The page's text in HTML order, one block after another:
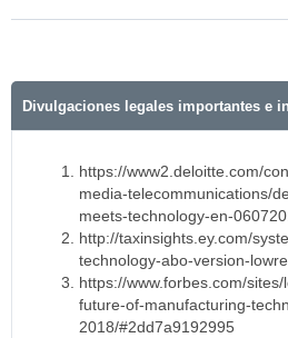
Divulgaciones legales importantes e
https://www2.deloitte.com/
media-telecommunications/
meets-technology-en-
http://taxinsights.ey.com/
technology-abo-version-
https://www.forbes.com/
future-of-manufacturing-
2018/#2dd7a9192995